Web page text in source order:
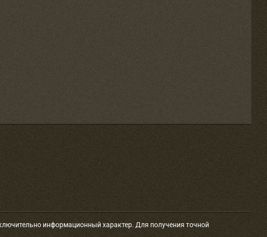
информационный характер. Для получения точной